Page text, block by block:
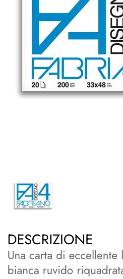
DESCRIZIONE
Una carta di
bianca ruvido